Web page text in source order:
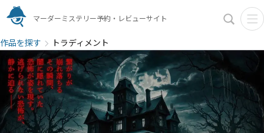
マーダーミステリー予約・レビューサイト
作品を探す トラディメント